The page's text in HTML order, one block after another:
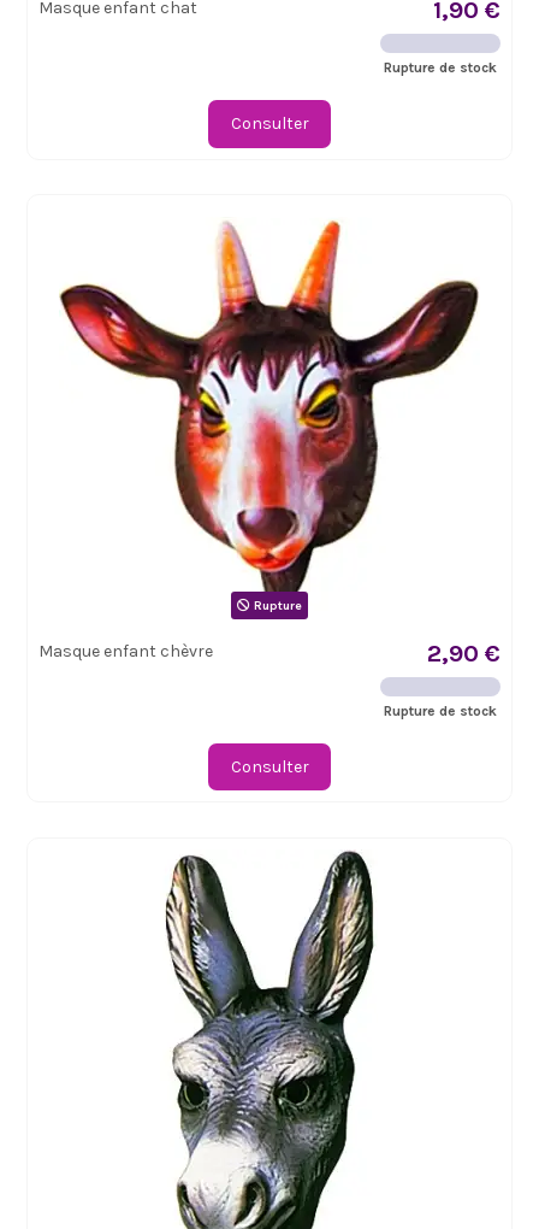
Masque enfant chat 1,90 €
Rupture de stock
Consulter
Rupture
Masque enfant chèvre 2,90 €
Rupture de stock
Consulter